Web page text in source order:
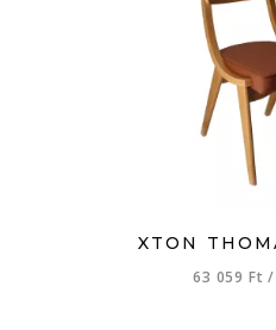
XTON
63 059 Ft/